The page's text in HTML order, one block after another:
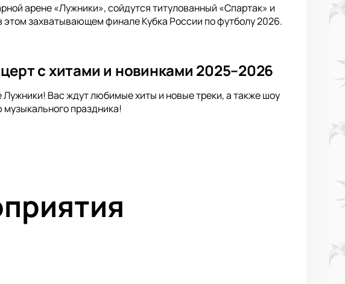
арене «Лужники», сойдутся титулованный «Спартак» и
захватывающем финале Кубка России по футболу 2026.
с хитами и новинками 2025–2026
Вас ждут любимые хиты и новые треки, а также шоу
праздника!